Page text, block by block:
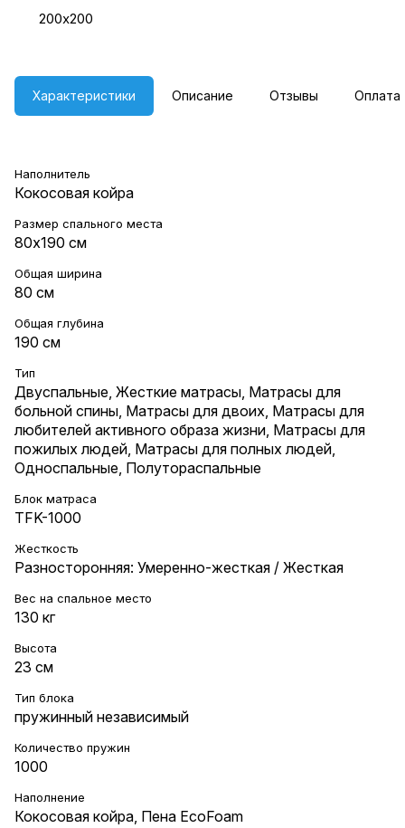
200х200
Характеристики Описание Отзывы Оплата
Наполнитель
Кокосовая койра
Размер спального места
80х190 см
Общая ширина
80 см
Общая глубина
190 см
Тип
Двуспальные Жесткие матрасы Матрасы для
больной спины Матрасы для двоих Матрасы для
любителей активного образа жизни Матрасы для
пожилых людей Матрасы для полных людей
Односпальные Полутораспальные
Блок матраса
TFK-1000
Жесткость
Разносторонняя: Умеренно-жесткая / Жесткая
Вес на cпальное место
130 кг
Высота
23 см
Тип блока
пружинный независимый
Количество пружин
1000
Наполнение
Кокосовая койра Пена EcoFoam